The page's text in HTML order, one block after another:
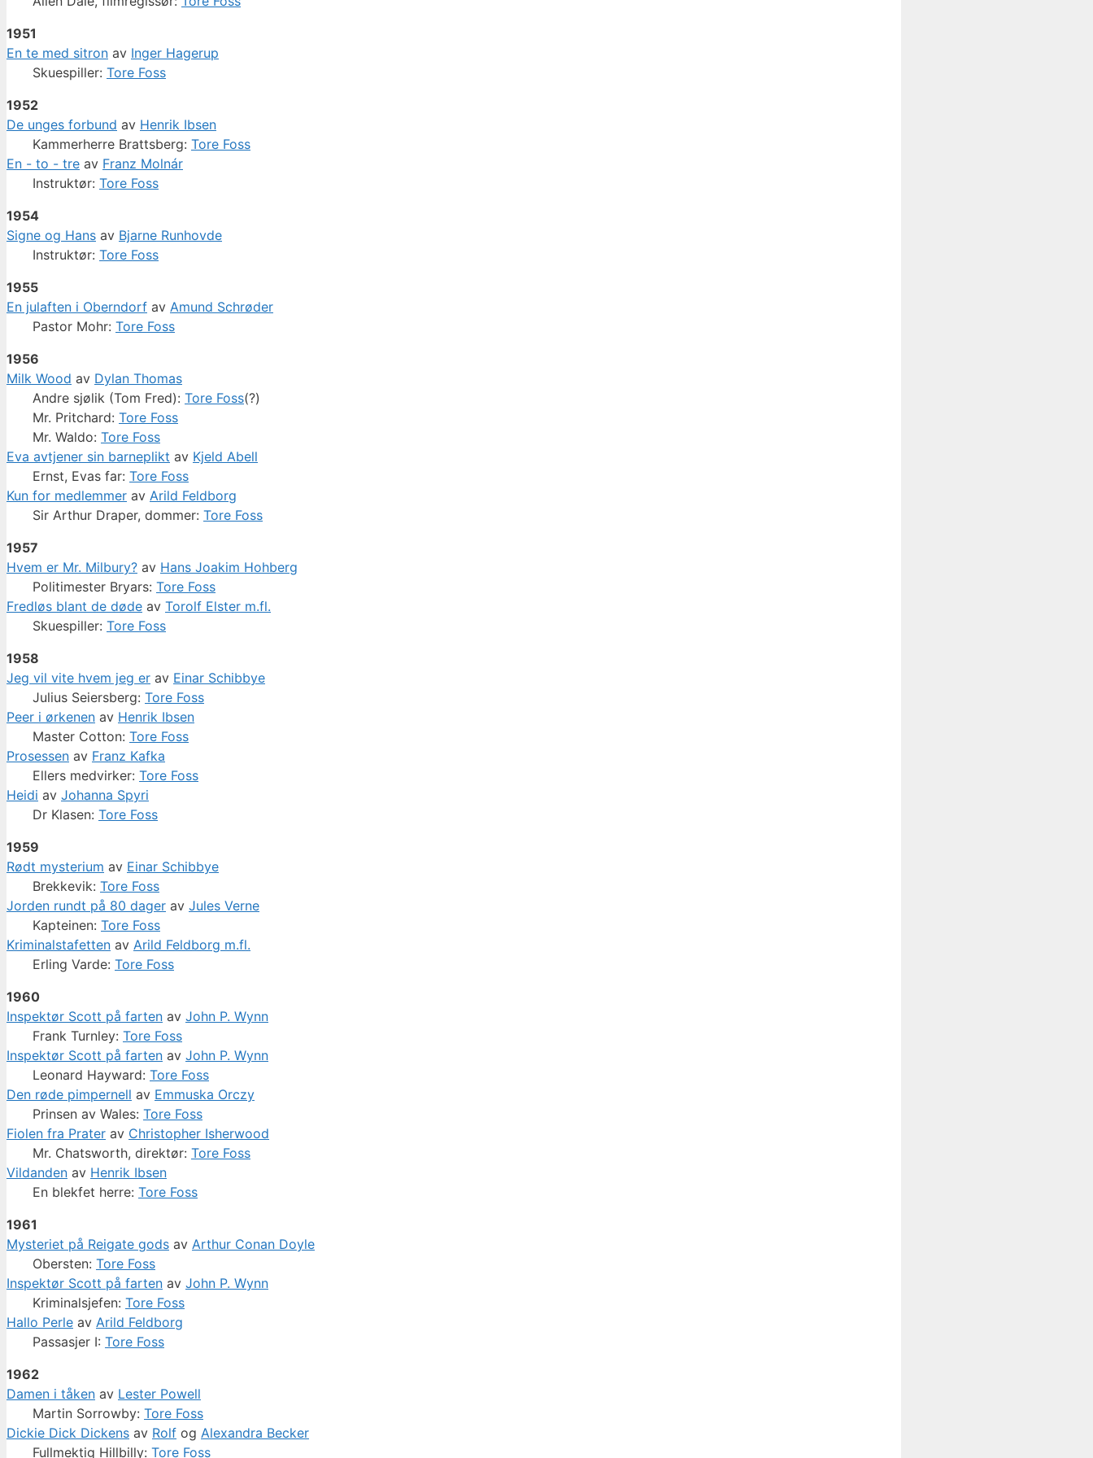
1951
En te med sitron av Inger Hagerup
Skuespiller: Tore Foss
1952
De unges forbund av Henrik Ibsen
Kammerherre Brattsberg: Tore Foss
En - to - tre av Franz Molnár
Instruktør: Tore Foss
1954
Signe og Hans av Bjarne Runhovde
Instruktør: Tore Foss
1955
En julaften i Oberndorf av Amund Schrøder
Pastor Mohr: Tore Foss
1956
Milk Wood av Dylan Thomas
Andre sjølik (Tom Fred): Tore Foss(?)
Mr. Pritchard: Tore Foss
Mr. Waldo: Tore Foss
Eva avtjener sin barneplikt av Kjeld Abell
Ernst, Evas far: Tore Foss
Kun for medlemmer av Arild Feldborg
Sir Arthur Draper, dommer: Tore Foss
1957
Hvem er Mr. Milbury? av Hans Joakim Hohberg
Politimester Bryars: Tore Foss
Fredløs blant de døde av Torolf Elster m.fl.
Skuespiller: Tore Foss
1958
Jeg vil vite hvem jeg er av Einar Schibbye
Julius Seiersberg: Tore Foss
Peer i ørkenen av Henrik Ibsen
Master Cotton: Tore Foss
Prosessen av Franz Kafka
Ellers medvirker: Tore Foss
Heidi av Johanna Spyri
Dr Klasen: Tore Foss
1959
Rødt mysterium av Einar Schibbye
Brekkevik: Tore Foss
Jorden rundt på 80 dager av Jules Verne
Kapteinen: Tore Foss
Kriminalstafetten av Arild Feldborg m.fl.
Erling Varde: Tore Foss
1960
Inspektør Scott på farten av John P. Wynn
Frank Turnley: Tore Foss
Inspektør Scott på farten av John P. Wynn
Leonard Hayward: Tore Foss
Den røde pimpernell av Emmuska Orczy
Prinsen av Wales: Tore Foss
Fiolen fra Prater av Christopher Isherwood
Mr. Chatsworth, direktør: Tore Foss
Vildanden av Henrik Ibsen
En blekfet herre: Tore Foss
1961
Mysteriet på Reigate gods av Arthur Conan Doyle
Obersten: Tore Foss
Inspektør Scott på farten av John P. Wynn
Kriminalsjefen: Tore Foss
Hallo Perle av Arild Feldborg
Passasjer I: Tore Foss
1962
Damen i tåken av Lester Powell
Martin Sorrowby: Tore Foss
Dickie Dick Dickens av Rolf og Alexandra Becker
Fullmektig Hillbilly: Tore Foss